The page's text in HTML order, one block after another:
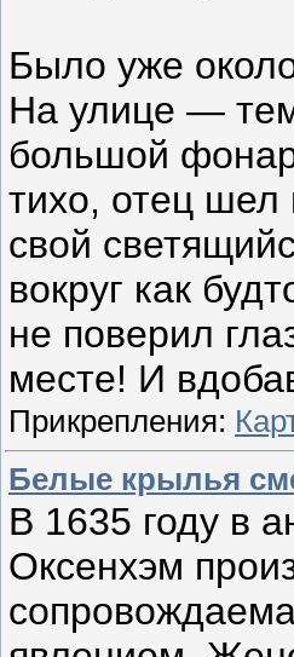
Было уже
На улице —
большой
тихо, отец
свой
вокруг как
не поверил
месте! И
Прикрепления:
Белые крылья
В 1635 году в
Оксенхэм